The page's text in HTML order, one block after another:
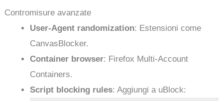
Contromisure avanzate
User-Agent randomization: Estensioni come
CanvasBlocker.
Container browser: Firefox Multi-Account
Containers.
Script blocking rules: Aggiungi a uBlock: